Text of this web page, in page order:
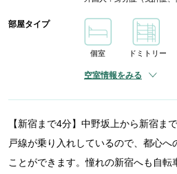
部屋タイプ
個室 ドミトリー
空室情報をみる
【新宿まで4分】中野坂上から新宿ま
戸線が乗り入れしているので、都心へ
ことができます。憧れの新宿へも自転